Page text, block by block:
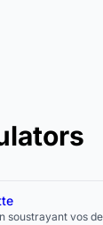
soustrayant vos